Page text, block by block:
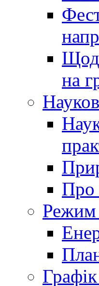
на
Про
Режим